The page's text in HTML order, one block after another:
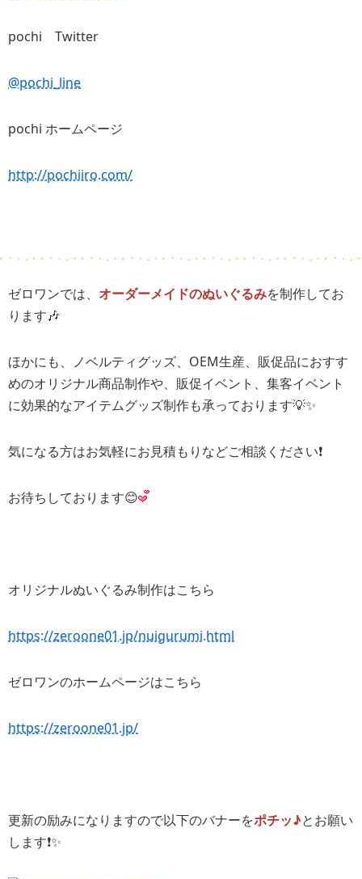
pochi Twitter
@pochi_line
pochi ホームページ
http://pochiiro.com/
ゼロワンでは、 オーダーメイドのぬいぐるみを制作してお
ります🎶
ほかにも、ノベルティグッズ、OEM生産、販促品におすす
めのオリジナル商品制作や、販促イベント、集客イベント
に効果的なアイテムグッズ制作も承っております💡✨
気になる方はお気軽にお見積もりなどご相談ください❗️
お待ちしております😊
オリジナルぬいぐるみ制作はこちら
https://zeroone01.jp/nuigurumi.html
ゼロワンのホームページはこちら
https://zeroone01.jp/
更新の励みになりますので以下のバナーをポチッ♪とお願い
します❗️✨